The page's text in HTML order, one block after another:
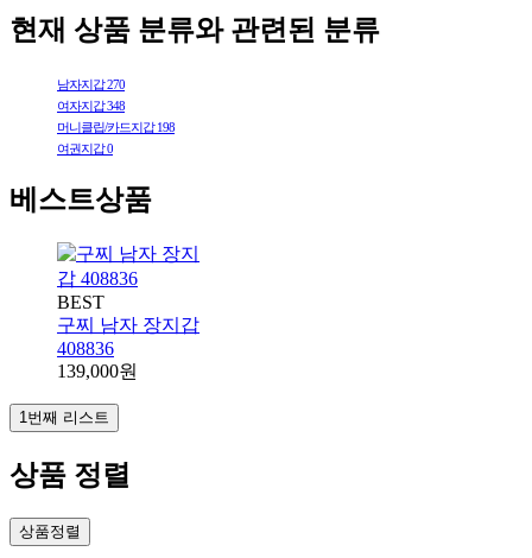
현재 상품 분류와 관련된 분류
남자지갑270
여자지갑348
머니클립/카드지갑198
여권지갑0
베스트상품
BEST
구찌 남자 장지갑
408836
139,000원
1번째 리스트
상품 정렬
상품정렬